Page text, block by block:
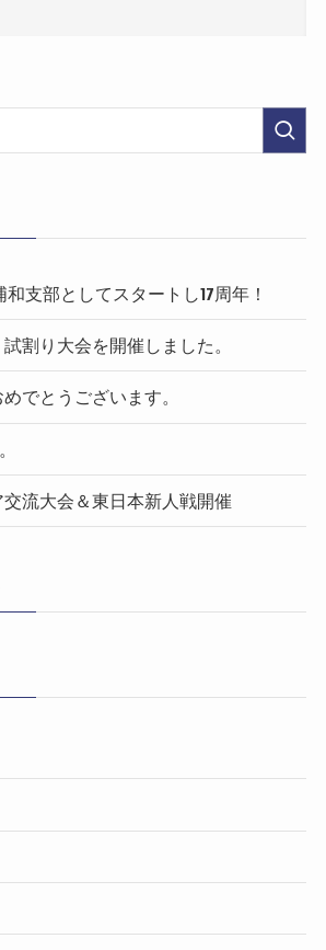
支部としてスタートし17周年！
割り大会を開催しました。
でとうございます。
流大会＆東日本新人戦開催